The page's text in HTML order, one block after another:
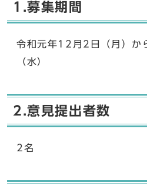
1.募集期間
令和元年12月2日（月）か
（水）
2.意見提出者数
2名